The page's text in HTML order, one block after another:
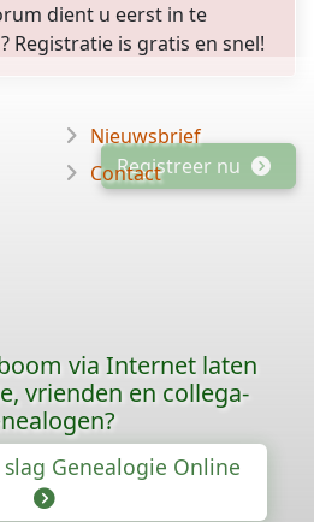
dient u eerst in te
Registratie is gratis en snel!
Registreer nu
Nieuwsbrief
Contact
via Internet laten
vrienden en collega-
slag Genealogie Online